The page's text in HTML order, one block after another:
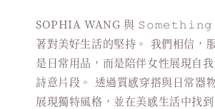
SOPHIA WANG 與
著對美好生活的堅持。 我們相信，
是日常用品，而是陪伴女性展現自
詩意片段。 透過質感穿搭與日常器
展現獨特風格，並在美感生活中找